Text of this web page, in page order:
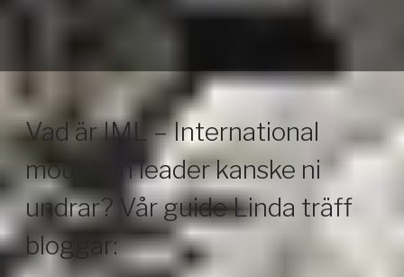
Vad är IML – International
mountain leader kanske ni
undrar? Vår guide Linda träff
bloggar: